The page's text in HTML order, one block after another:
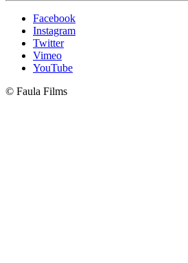
Facebook
Instagram
Twitter
Vimeo
YouTube
© Faula Films